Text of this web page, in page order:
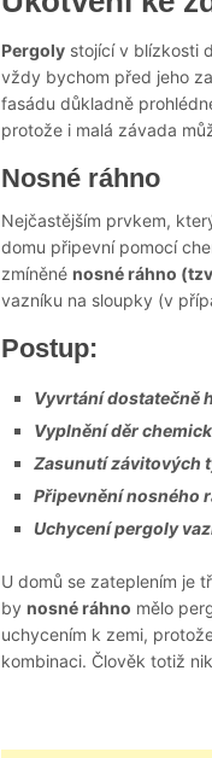
Pergoly stojící v blízkosti
vždy bychom před jeho
fasádu důkladně
protože i malá závada
Nosné ráhno
Nejčastějším prvkem,
domu připevní pomocí
zmíněné nosné ráhno
vazníku na sloupky (v
Postup:
Vyvrtání dostatečně
Vyplnění děr
Zasunutí závitových
Připevnění nosného
Uchycení pergoly
U domů se zateplením je
by nosné ráhno mělo
uchycením k zemi,
kombinaci. Člověk totiž